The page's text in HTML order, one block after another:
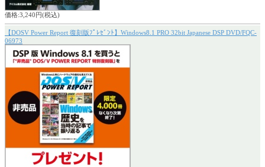
価格:3,240円(税込)
【DOSV Power Report 復刻版ﾌﾟﾚｾﾞﾝﾄ】Windows8.1 PRO 32bit Japanese DSP DVD/FQC-
06973